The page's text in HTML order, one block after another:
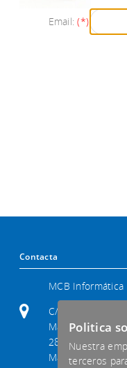
Email:(*)
Contacta
MCB Informática
C/ Palencia 31
Madrid
28020
Madrid
Politica
Nuestra
terceros